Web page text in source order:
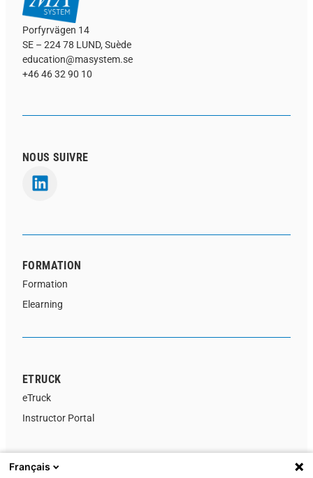
Porfyrvägen 14
SE – 224 78 LUND, Suède
education@masystem.se
+46 46 32 90 10
NOUS SUIVRE
FORMATION
Formation
Elearning
ETRUCK
eTruck
Instructor Portal
Français